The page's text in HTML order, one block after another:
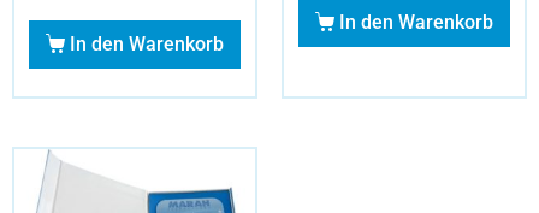
In den Warenkorb
In den Warenkorb